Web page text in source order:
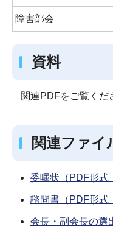
障害部会
資料
関連PDFをご覧くだ
関連ファイ
委嘱状（PDF形式
諮問書（PDF形式
会長・副会長の選